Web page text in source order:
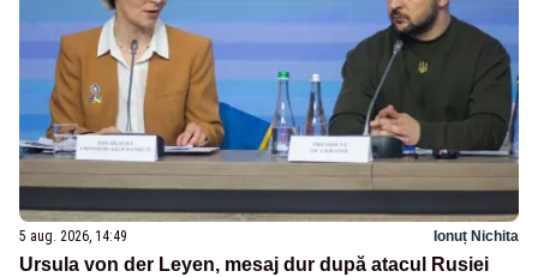
5 aug. 2026, 14:49 Ionuț Nichita
Ursula von der Leyen, mesaj dur după atacul Rusiei